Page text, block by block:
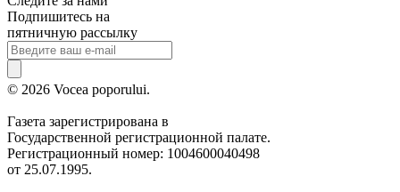
Подпишитесь на
пятничную рассылку
© 2026 Vocea poporului.
Газета зарегистрирована в
Государственной регистрационной палате.
Регистрационный номер: 1004600040498
от 25.07.1995.